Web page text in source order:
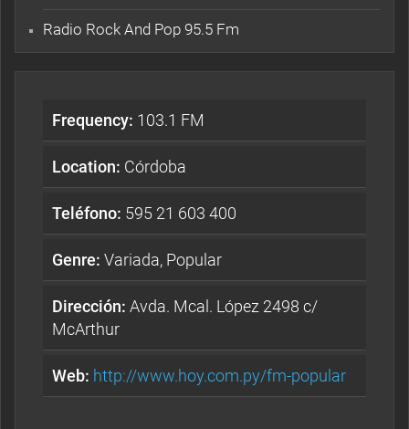
Frequency: 103.1 FM
Location: Córdoba
Teléfono: 595 21 603 400
Genre: Variada, Popular
Dirección: Avda. Mcal. López 2498 c/
McArthur
Web: http://www.hoy.com.py/fm-popular
Radio Rock And Pop 95.5 Fm